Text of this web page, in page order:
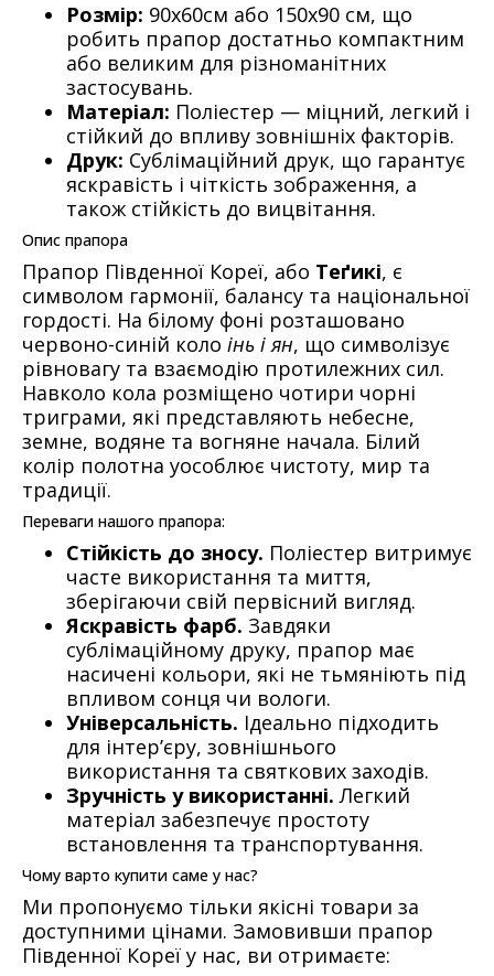
Розмір: 90х60см або 150х90 см, що
робить прапор достатньо компактним
або великим для різноманітних
застосувань.
Матеріал: Поліестер — міцний, легкий і
стійкий до впливу зовнішніх факторів.
Друк: Сублімаційний друк, що гарантує
яскравість і чіткість зображення, а
також стійкість до вицвітання.
Опис прапора
Прапор Південної Кореї, або Теґикі, є
символом гармонії, балансу та національної
гордості. На білому фоні розташовано
червоно-синій коло інь і ян, що символізує
рівновагу та взаємодію протилежних сил.
Навколо кола розміщено чотири чорні
триграми, які представляють небесне,
земне, водяне та вогняне начала. Білий
колір полотна уособлює чистоту, мир та
традиції.
Переваги нашого прапора:
Стійкість до зносу. Поліестер витримує
часте використання та миття,
зберігаючи свій первісний вигляд.
Яскравість фарб. Завдяки
сублімаційному друку, прапор має
насичені кольори, які не тьмяніють під
впливом сонця чи вологи.
Універсальність. Ідеально підходить
для інтер’єру, зовнішнього
використання та святкових заходів.
Зручність у використанні. Легкий
матеріал забезпечує простоту
встановлення та транспортування.
Чому варто купити саме у нас?
Ми пропонуємо тільки якісні товари за
доступними цінами. Замовивши прапор
Південної Кореї у нас, ви отримаєте: